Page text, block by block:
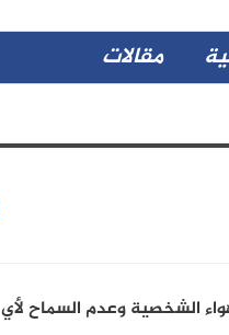
مقالات
الشخصية وعدم السماح لأي